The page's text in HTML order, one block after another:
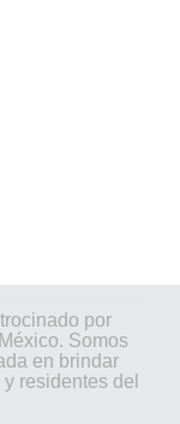
por
Somos
en brindar
residentes del